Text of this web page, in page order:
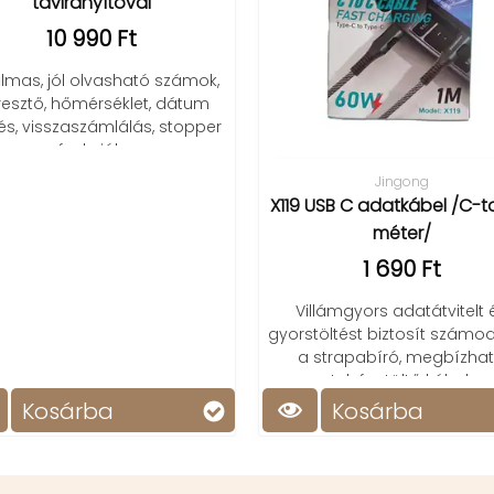
Kosárba
dokkoló állomás
112 500 Ft
59 900 Ft
Könnyű munkavégzés 15
tripla 4K kijelző támogatás és
Kosárba